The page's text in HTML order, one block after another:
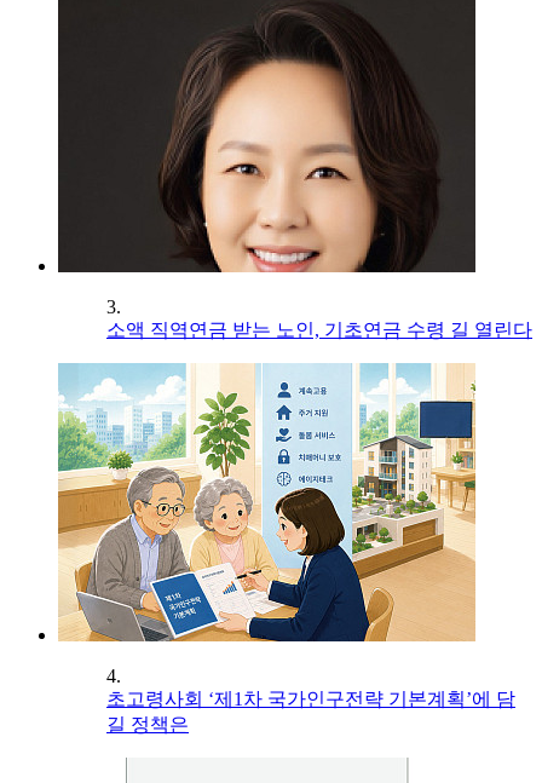
3.
소액 직역연금 받는 노인, 기초연금 수령 길 열린다
4.
초고령사회 ‘제1차 국가인구전략 기본계획’에 담
길 정책은